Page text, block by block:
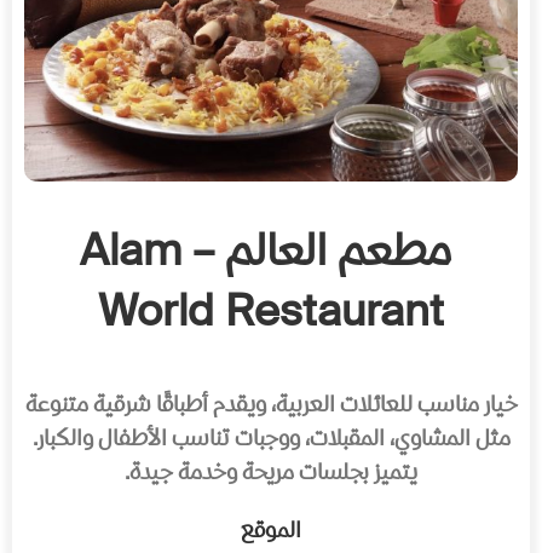
مطعم العالم – Alam
World Restaurant
خيار مناسب للعائلات العربية، ويقدم أطباقًا شرقية متنوعة
مثل المشاوي، المقبلات، ووجبات تناسب الأطفال والكبار.
يتميز بجلسات مريحة وخدمة جيدة.
الموقع